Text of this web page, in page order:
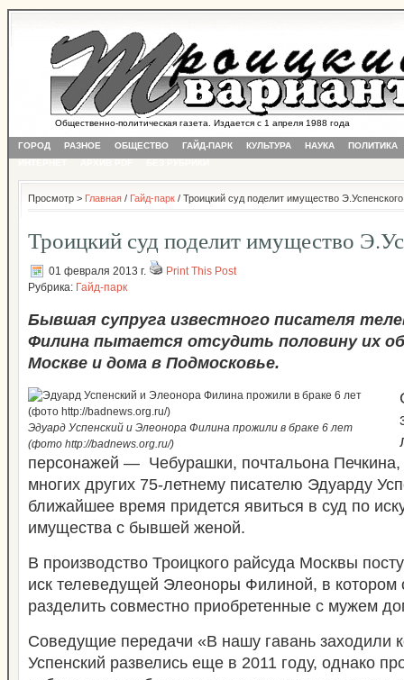
Общественно-политическая газета. Издается с 1 апреля 1988 года
ГОРОД РАЗНОЕ ОБЩЕСТВО ГАЙД-ПАРК КУЛЬТУРА НАУКА
ПОЛИТИКА
Просмотр > Главная / Гайд-парк / Троицкий суд поделит имущество Э.Успенского
Троицкий суд поделит имущество
01 февраля 2013 г.
Print This Post
Рубрика: Гайд-парк
Бывшая супруга известного писателя
Филина пытается отсудить половину их
Москве и дома в Подмосковье.
Эдуард Успенский и Элеонора Филина прожили в браке 6 лет
(фото http://badnews.org.ru/)
персонажей — Чебурашки, почтальона Печкина,
многих других 75-летнему писателю Эдуарду
ближайшее время придется явиться в суд по
имущества с бывшей женой.
В производство Троицкого райсуда Москвы
иск телеведущей Элеоноры Филиной, в котором
разделить совместно приобретенные с мужем
Соведущие передачи «В нашу гавань заходили
Успенский развелись еще в 2011 году, однако